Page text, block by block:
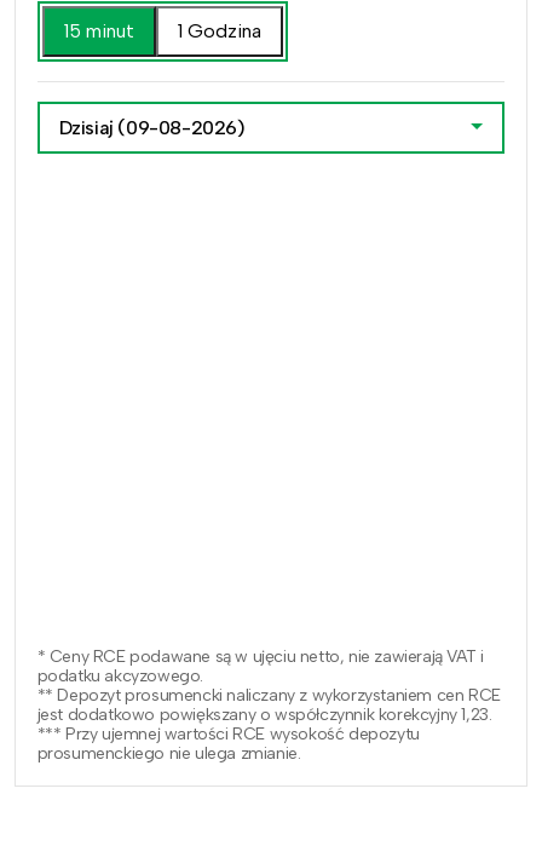
15 minut
1 Godzina
Dzisiaj (09-08-2026)
* Ceny RCE podawane są w ujęciu netto, nie zawierają VAT i
podatku akcyzowego.
** Depozyt prosumencki naliczany z wykorzystaniem cen RCE
jest dodatkowo powiększany o współczynnik korekcyjny 1,23.
*** Przy ujemnej wartości RCE wysokość depozytu
prosumenckiego nie ulega zmianie.